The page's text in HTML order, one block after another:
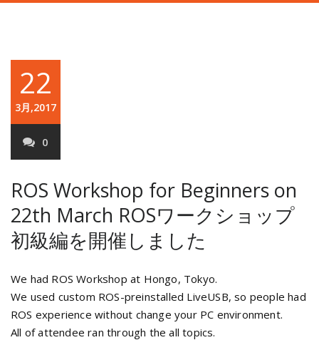
22
3月,2017
0
ROS Workshop for Beginners on
22th March ROSワークショップ
初級編を開催しました
We had ROS Workshop at Hongo, Tokyo.
We used custom ROS-preinstalled LiveUSB, so people had
ROS experience without change your PC environment.
All of attendee ran through the all topics.